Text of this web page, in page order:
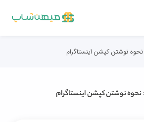
نحوه نوشتن کپشن اینستاگرام
نحوه نوشتن کپشن اینستاگرام